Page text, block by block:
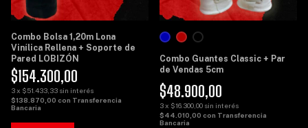
Combo Bolsa 1,20m Lona
Vinílica Rellena + Soporte de
Pared LOBIZÓN
$154.300,00
3x $51.433,33 sin interés
$138.870,00 con Transferencia
Bancaria
Combo Guantes Classic + Par
de Vendas 5cm
$48.900,00
3x $16.300,00 sin interés
$44.010,00 con Transferencia
Bancaria